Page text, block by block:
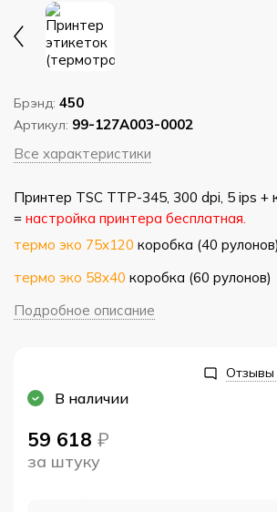
Брэнд: 450
Артикул: 99-127A003-0002
Все характеристики
Принтер TSC TTP-345, 300 dpi, 5 ips +
= настройка принтера бесплатная.
термо эко 75х120 коробка (40 рулонов)
термо эко 58х40 коробка (60 рулонов)
Подробное описание
Отзывы
В наличии
59 618 ₽
за штуку